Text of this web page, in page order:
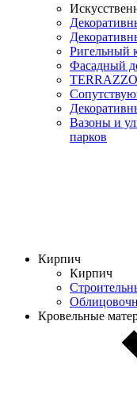
Ригельный
Фасадный
Вазоны и
парков
Кирпич
Кирпич
Кровельные